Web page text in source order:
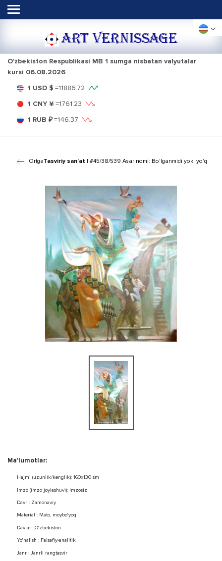
ART VERNISSAGE
O'zbekiston Respublikasi MB 1 sumga nisbatan valyutalar
kursi 06.08.2026
1 USD $ =11886.72
1 CNY ¥ =1761.23
1 RUB ₽=146.37
OrtgaTasviriy san'at | #45/38/539 Asar nomi: Bo'lganmidi yoki yo'q
Ma'lumotlar:
Hajmi (uzunlik/kenglik): 160x130 sm
Imzo (imzo joylashuvi): Imzosiz
Davr : Zamonaviy
Material : Mato, moybo'yoq
Davlat : O'zbekiston
Yo'nalish : Falsafiy-analitik
Janr : Janrli rangtasvir